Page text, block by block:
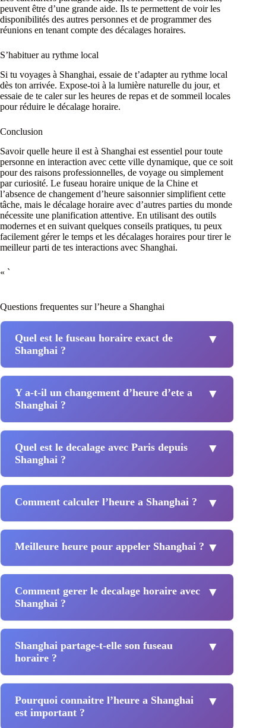
peuvent être d’une grande aide. Ils te permettent de voir les
disponibilités des autres personnes et de programmer des
réunions en tenant compte des décalages horaires.
S’habituer au rythme local
Si tu voyages à Shanghai, essaie de t’adapter au rythme local
dès ton arrivée. Expose-toi à la lumière naturelle du jour, et
essaie de te caler sur les heures de repas et de sommeil locales
pour réduire le décalage horaire.
Conclusion
Savoir quelle heure il est à Shanghai est essentiel pour toute
personne en interaction avec cette ville dynamique, que ce soit
pour des raisons professionnelles, de voyage ou simplement
par curiosité. Le fuseau horaire unique de la Chine et
l’absence de changement d’heure saisonnier simplifient cette
tâche, mais le décalage horaire avec d’autres parties du monde
nécessite une planification attentive. En utilisant des outils
modernes et en suivant quelques conseils pratiques, tu peux
facilement gérer le temps et les décalages horaires pour tirer le
meilleur parti de tes interactions avec Shanghai.
« `
Questions frequentes sur l’heure a Shanghai
Quel est le fuseau horaire exact de
Shanghai ?
▼
Y a-t-il un changement d’heure d’ete a
Shanghai ?
▼
Quel est le decalage avec Paris depuis
Shanghai ?
▼
Comment calculer l’heure a Shanghai ? ▼
Meilleure heure pour appeler Shanghai ? ▼
Comment gerer le decalage horaire avec
Shanghai ?
▼
Shanghai partage-t-elle son fuseau
horaire ?
▼
Pourquoi connaitre l’heure a Shanghai
est important ?
▼